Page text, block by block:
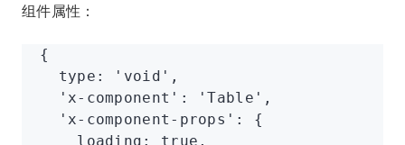
组件属性：
{
  type
: 'void' ,
  'x-component'
: 'Table' ,
  'x-component-props'
: {
    loading
: true ,